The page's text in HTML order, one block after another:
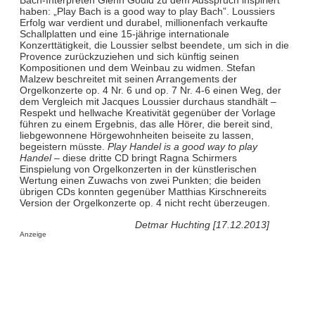
haben: „Play Bach is a good way to play Bach”. Loussiers
Erfolg war verdient und durabel, millionenfach verkaufte
Schallplatten und eine 15-jährige internationale
Konzerttätigkeit, die Loussier selbst beendete, um sich in die
Provence zurückzuziehen und sich künftig seinen
Kompositionen und dem Weinbau zu widmen. Stefan
Malzew beschreitet mit seinen Arrangements der
Orgelkonzerte op. 4 Nr. 6 und op. 7 Nr. 4-6 einen Weg, der
dem Vergleich mit Jacques Loussier durchaus standhält –
Respekt und hellwache Kreativität gegenüber der Vorlage
führen zu einem Ergebnis, das alle Hörer, die bereit sind,
liebgewonnene Hörgewohnheiten beiseite zu lassen,
begeistern müsste. Play Handel is a good way to play
Handel– diese dritte CD bringt Ragna Schirmers
Einspielung von Orgelkonzerten in der künstlerischen
Wertung einen Zuwachs von zwei Punkten; die beiden
übrigen CDs konnten gegenüber Matthias Kirschnereits
Version der Orgelkonzerte op. 4 nicht recht überzeugen.
Detmar Huchting [17.12.2013]
Anzeige